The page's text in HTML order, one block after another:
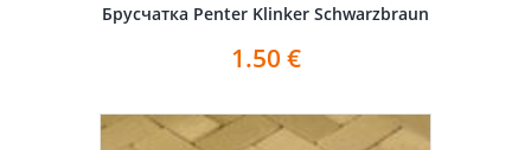
Брусчатка Penter Klinker Schwarzbraun
1.50 €